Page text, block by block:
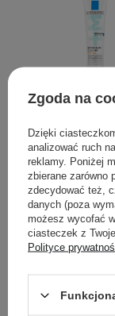
Duo+ SPF30
Ochroną UV
DODAJ DO
Zgoda na
Dzięki
analizować ruch
reklamy. Poniżej
zbierane zarówno
zdecydować też,
danych (poza
możesz wycofać
ciasteczek z
Polityce